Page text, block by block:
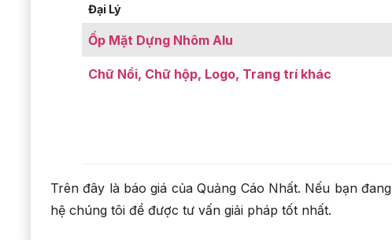
Đại Lý
Ốp Mặt Dựng Nhôm Alu
Chữ Nổi, Chữ hộp, Logo, Trang trí khác
Trên đây là báo giá của Quảng Cáo Nhất. Nếu bạn
hệ chúng tôi để được tư vấn giải pháp tốt nhất.